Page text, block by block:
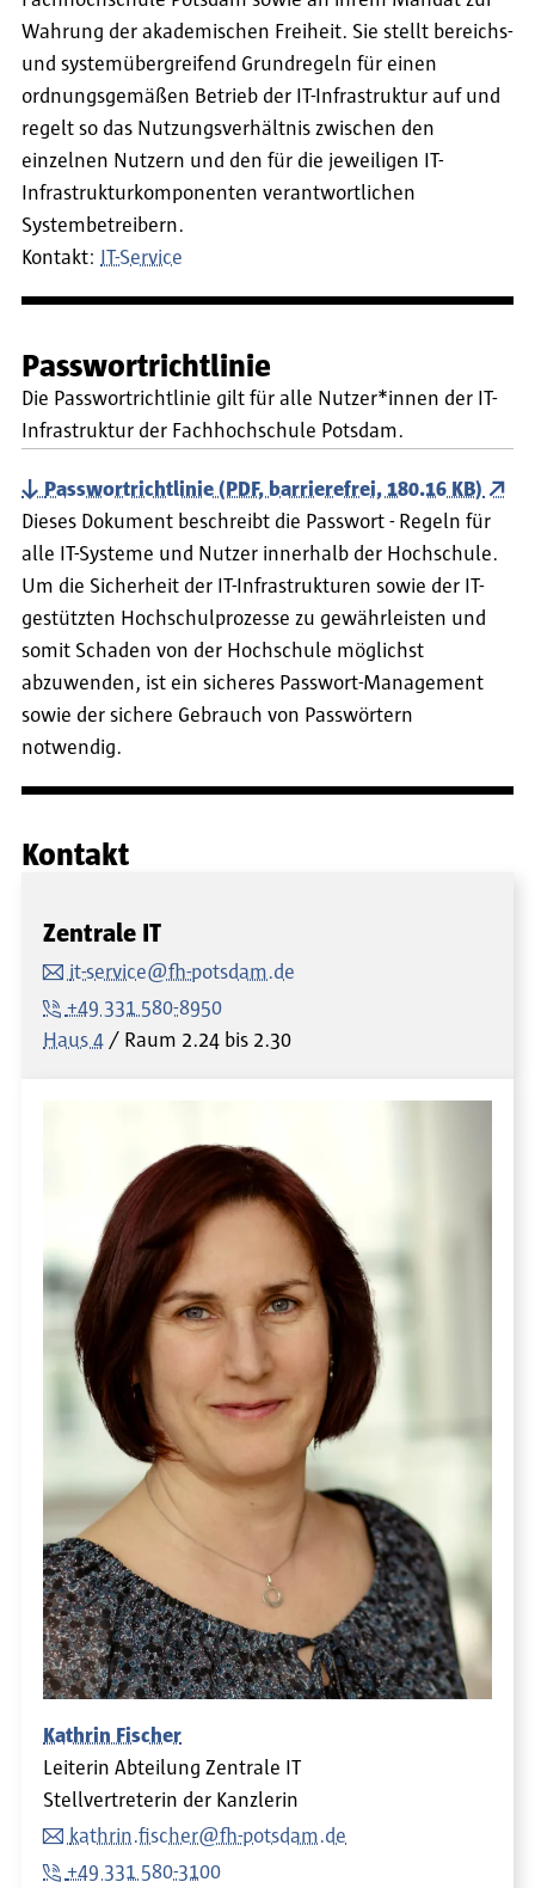
Wahrung der akademischen Freiheit. Sie stellt bereichs-
und systemübergreifend Grundregeln für einen
ordnungsgemäßen Betrieb der IT-Infrastruktur auf und
regelt so das Nutzungsverhältnis zwischen den
einzelnen Nutzern und den für die jeweiligen IT-
Infrastrukturkomponenten verantwortlichen
Systembetreibern.
Kontakt:
IT-Service
Passwortrichtlinie
Die Passwortrichtlinie gilt für alle Nutzer*innen der IT-
Infrastruktur der Fachhochschule Potsdam.
Passwortrichtlinie (PDF, barrierefrei, 180.16 KB)
Dieses Dokument beschreibt die Passwort - Regeln für
alle IT-Systeme und Nutzer innerhalb der Hochschule.
Um die Sicherheit der IT-Infrastrukturen sowie der IT-
gestützten Hochschulprozesse zu gewährleisten und
somit Schaden von der Hochschule möglichst
abzuwenden, ist ein sicheres Passwort-Management
sowie der sichere Gebrauch von Passwörtern
notwendig.
Kontakt
Zentrale IT
it-service@fh-potsdam.de
+49 331 580-8950
Haus 4
Raum 2.24 bis 2.30
Kathrin Fischer
Leiterin Abteilung Zentrale IT
Stellvertreterin der Kanzlerin
kathrin.fischer@fh-potsdam.de
+49 331 580-3100